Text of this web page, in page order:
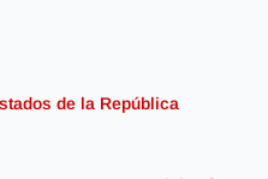
de la República